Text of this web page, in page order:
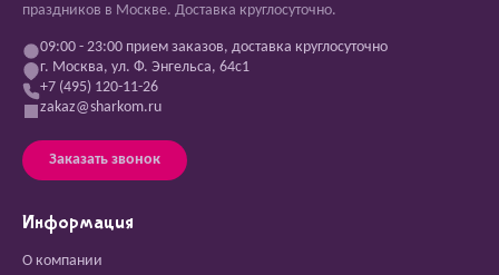
праздников в Москве. Доставка круглосуточно.
09:00 - 23:00 прием заказов, доставка круглосуточно
г. Москва, ул. Ф. Энгельса, 64с1
+7 (495) 120-11-26
zakaz@sharkom.ru
Заказать звонок
Информация
О компании